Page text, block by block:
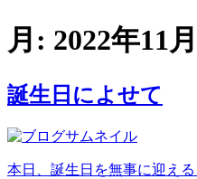
月: 2022年11月
誕生日によせて
本日、誕生日を無事に迎え